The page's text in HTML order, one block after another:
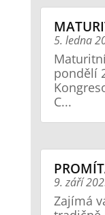
5. ledna
pondělí
C...
9. září
Zajímá